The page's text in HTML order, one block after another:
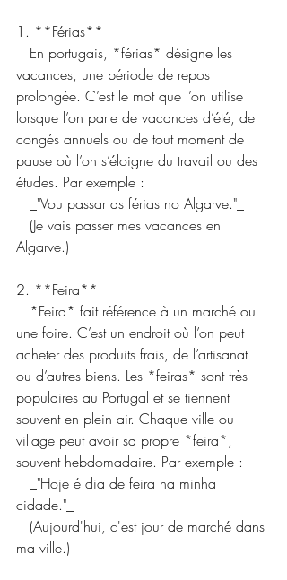
1. **Férias**
vacances, une période de repos
prolongée. C’est le mot que l’on utilise
lorsque l’on parle de vacances d’été, de
congés annuels ou de tout moment de
pause où l’on s’éloigne du travail ou des
études. Par exemple :
   _"Vou passar as férias no Algarve."_
Algarve.)
2. **Feira**
une foire. C’est un endroit où l’on peut
acheter des produits frais, de l’artisanat
ou d’autres biens. Les *feiras* sont très
populaires au Portugal et se tiennent
souvent en plein air. Chaque ville ou
village peut avoir sa propre *feira*,
souvent hebdomadaire. Par exemple :
cidade."_
ma ville.)